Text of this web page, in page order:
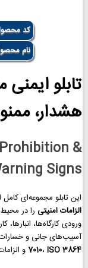
کد
نام
تابلو
هشدار،
&
Signs
این تابلو مجموعه‌ای کامل
الزامات امنیتی را در
ورودی کارگاه‌ها،
آسیب‌های جانی و خسارات
7010، ISO 3864 و